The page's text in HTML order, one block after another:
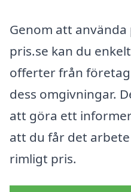
Genom att
pris.se kan du
offerter från
dess omgivningar.
att göra ett
att du får det
rimligt pris.